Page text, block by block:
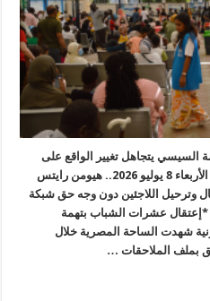
السيسي يتجاهل تغيير الواقع على
حدود مصر وإخلاء قرى شمال سيناء.. الأربعاء 8 يوليو 2026.. هيومن رايتس
وترحيل اللاجئين دون وجه حق شبكة
*إعتقال عشرات الشباب بتهمة
شهدت الساحة المصرية خلال
بملف الملاحقات …